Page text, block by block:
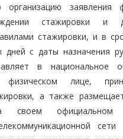
организацию заявления
стажировки и
стажировки, и в
с даты назначения
в национальное
лице,
а также
своем
сети